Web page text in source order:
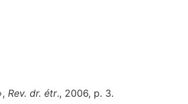
Rev. dr. étr., 2006, p. 3.